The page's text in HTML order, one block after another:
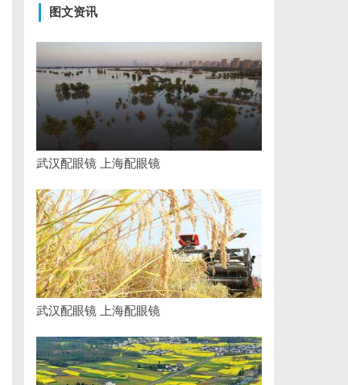
图文资讯
武汉配眼镜 上海配眼镜
武汉配眼镜 上海配眼镜